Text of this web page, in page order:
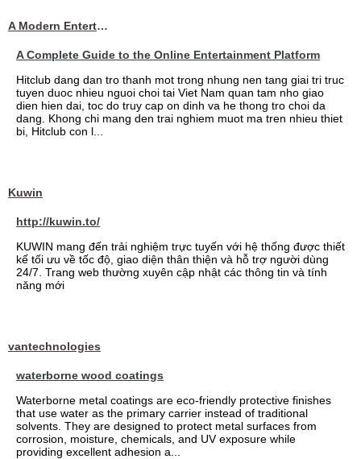
A Modern Entertainment Platform Bringing
A Complete Guide to the Online Entertainment Platform
Hitclub dang dan tro thanh mot trong nhung nen tang giai tri truc
tuyen duoc nhieu nguoi choi tai Viet Nam quan tam nho giao
dien hien dai, toc do truy cap on dinh va he thong tro choi da
dang. Khong chi mang den trai nghiem muot ma tren nhieu thiet
bi, Hitclub con l...
Kuwin
http://kuwin.to/
KUWIN mang đến trải nghiệm trực tuyến với hệ thống được thiết
kế tối ưu về tốc độ, giao diện thân thiện và hỗ trợ người dùng
24/7. Trang web thường xuyên cập nhật các thông tin và tính
năng mới
vantechnologies
waterborne wood coatings
Waterborne metal coatings are eco-friendly protective finishes
that use water as the primary carrier instead of traditional
solvents. They are designed to protect metal surfaces from
corrosion, moisture, chemicals, and UV exposure while
providing excellent adhesion a...